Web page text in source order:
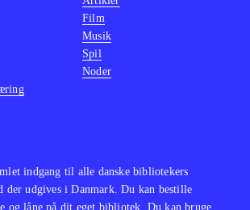
indgang til alle danske bibliotekers
der udgives i Danmark. Du kan bestille
og låne på dit eget bibliotek. Du kan bruge
Film
Musik
Spil
Noder